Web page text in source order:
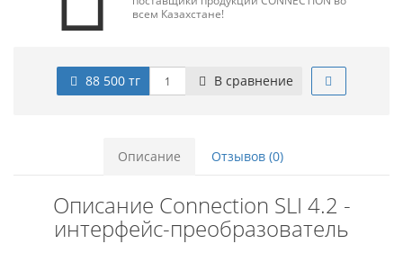
всем Казахстане!
88 500 тг В сравнение
Описание Отзывов (0)
Описание Connection SLI 4.2 -
интерфейс-преобразователь